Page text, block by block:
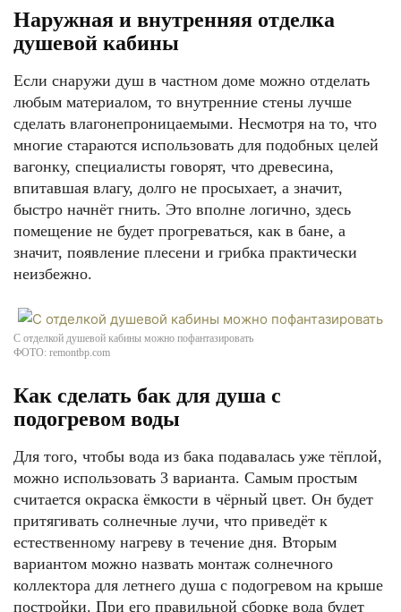
Наружная и внутренняя отделка
душевой кабины
Если снаружи душ в частном доме можно отделать
любым материалом, то внутренние стены лучше
сделать влагонепроницаемыми. Несмотря на то, что
многие стараются использовать для подобных целей
вагонку, специалисты говорят, что древесина,
впитавшая влагу, долго не просыхает, а значит,
быстро начнёт гнить. Это вполне логично, здесь
помещение не будет прогреваться, как в бане, а
значит, появление плесени и грибка практически
неизбежно.
С отделкой душевой кабины можно пофантазировать
ФОТО: remontbp.com
Как сделать бак для душа с
подогревом воды
Для того, чтобы вода из бака подавалась уже тёплой,
можно использовать 3 варианта. Самым простым
считается окраска ёмкости в чёрный цвет. Он будет
притягивать солнечные лучи, что приведёт к
естественному нагреву в течение дня. Вторым
вариантом можно назвать монтаж солнечного
коллектора для летнего душа с подогревом на крыше
постройки. При его правильной сборке вода будет